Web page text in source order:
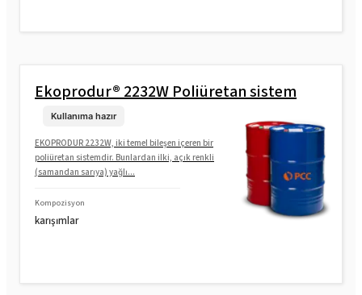
Ekoprodur® 2232W Poliüretan sistem
Kullanıma hazır
EKOPRODUR 2232W, iki temel bileşen içeren bir
poliüretan sistemdir. Bunlardan ilki, açık renkli
(samandan sarıya) yağlı...
Kompozisyon
karışımlar